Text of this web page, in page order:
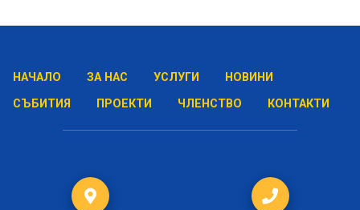
НАЧАЛО ЗА НАС УСЛУГИ
НОВИНИ
СЪБИТИЯ
ПРОЕКТИ ЧЛЕНСТВО КОНТАКТИ